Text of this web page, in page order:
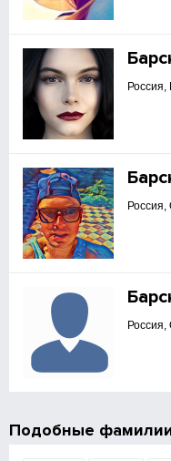
Россия,
Россия,
Россия,
Подобные